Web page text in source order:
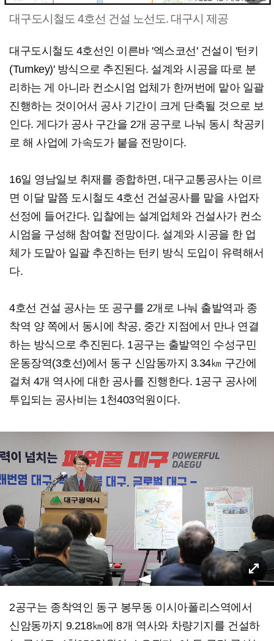
대구도시철도 4호선 건설 노선도. 대구시 제공
대구도시철도 4호선인 이른바 '엑스코선' 건설이 '턴키
(Turnkey)' 방식으로 추진된다. 설계와 시공을 따로 분
리하는 게 아니라 컨소시엄 업체가 한꺼번에 맡아 일괄
진행하는 것이어서 공사 기간이 크게 단축될 것으로 보
인다. 게다가 공사 구간을 2개 공구로 나눠 동시 착공키
로 해 사업에 가속도가 붙을 전망이다.
16일 영남일보 취재를 종합하면, 대구교통공사는 이르
면 이달 말쯤 도시철도 4호선 건설공사를 맡을 사업자
선정에 들어간다. 입찰에는 설계업체와 건설사가 컨소
시엄을 구성해 참여할 전망이다. 설계와 시공을 한 업
체가 도맡아 일괄 추진하는 턴키 방식 도입이 유력해서
다.
4호선 건설 공사는 또 공구를 2개로 나눠 출발역과 종
착역 양 쪽에서 동시에 착공, 중간 지점에서 만나 연결
하는 방식으로 추진된다. 1공구는 출발역인 수성구민
운동장역(3호선)에서 동구 신암동까지 3.34㎞ 구간에
걸쳐 4개 역사에 대한 공사를 진행한다. 1공구 공사에
투입되는 공사비는 1천403억원이다.
2공구는 종착역인 동구 봉무동 이시아폴리스역에서
신암동까지 9.218㎞에 8개 역사와 차량기지를 건설하